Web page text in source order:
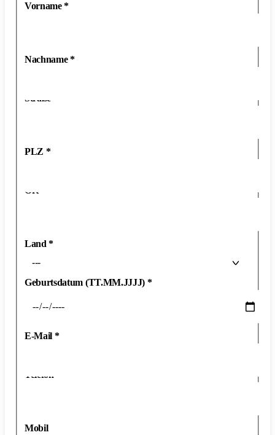
Vorname*
Nachname*
Straße
PLZ *
Ort
Land*
---
Geburtsdatum (TT.MM.JJJJ) *
E-Mail *
Telefon
Mobil